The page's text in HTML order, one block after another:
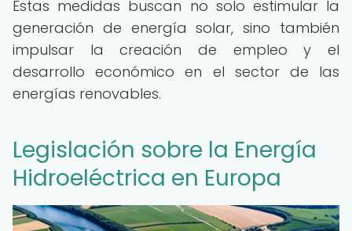
Estas medidas buscan no solo estimular la
generación de energía solar, sino también
impulsar la creación de empleo y el
desarrollo económico en el sector de las
energías renovables.
Legislación sobre la Energía
Hidroeléctrica en Europa